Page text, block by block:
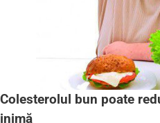
Colesterolul bun poate
inimă